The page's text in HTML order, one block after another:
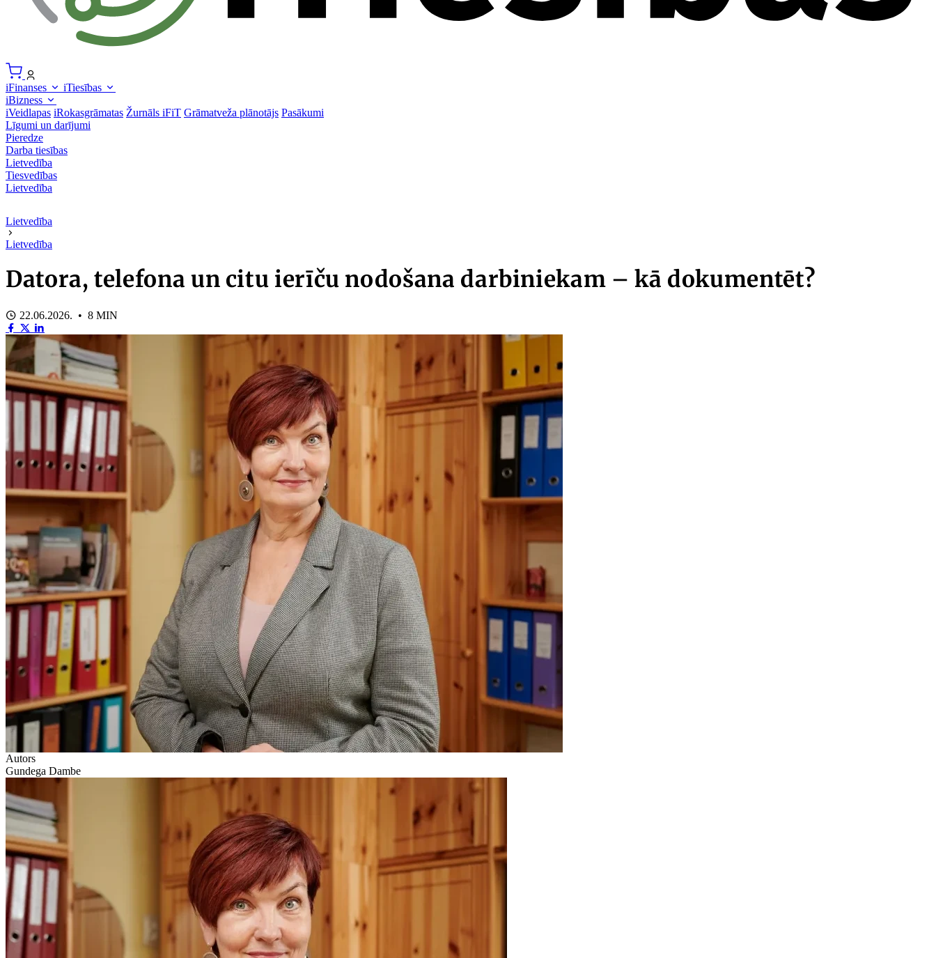
iFinanses
iTiesības
iBizness
iVeidlapas iRokasgrāmatas Žurnāls iFiT Grāmatveža plānotājs Pasākumi
Līgumi un darījumi
Pieredze
Darba tiesības
Lietvedība
Tiesvedības
Lietvedība
Lietvedība
Lietvedība
Datora, telefona un citu ierīču nodošana darbiniekam – kā dokumentēt?
22.06.2026. • 8 MIN
Autors
Gundega Dambe